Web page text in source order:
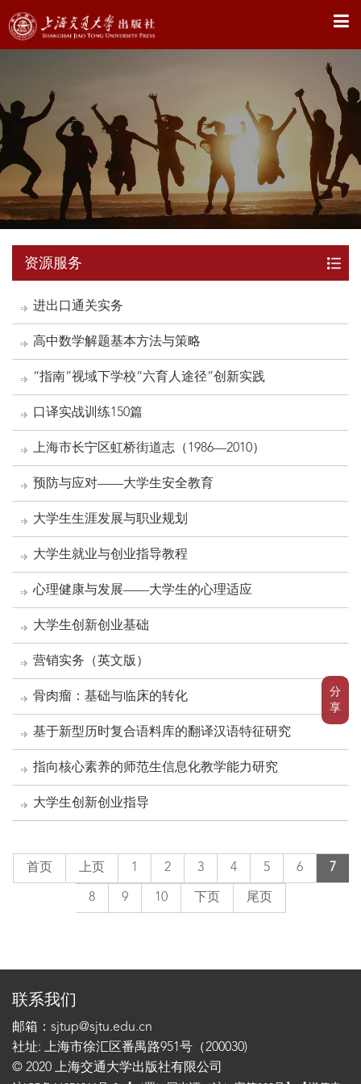
X
分
享
资源服务
进出口通关实务
高中数学解题基本方法与策略
“指南”视域下学校“六育人途径”创新实践
口译实战训练150篇
上海市长宁区虹桥街道志（1986—2010）
预防与应对——大学生安全教育
大学生生涯发展与职业规划
大学生就业与创业指导教程
心理健康与发展——大学生的心理适应
大学生创新创业基础
营销实务（英文版）
骨肉瘤：基础与临床的转化
基于新型历时复合语料库的翻译汉语特征研究
指向核心素养的师范生信息化教学能力研究
大学生创新创业指导
首页 上页 1 2 3 4 5 6 7
8 9 10 下页 尾页
联系我们
邮箱：sjtup@sjtu.edu.cn
社址: 上海市徐汇区番禺路951号（200030)
© 2020 上海交通大学出版社有限公司